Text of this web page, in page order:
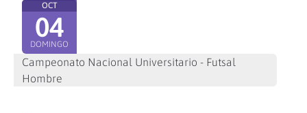
OCT
04
DOMINGO
Campeonato Nacional Universitario - Futsal
Hombre